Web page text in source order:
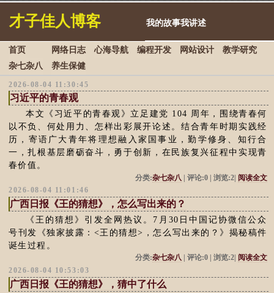
才子佳人博客 我的故事我讲述
首页 网络日志 心海导航 编程开发 网站设计
教学研究
杂七杂八
养生保健
2026-08-04 11:30:45
习近平的青春观
本文《习近平的青春观》立足建党 104 周年，围绕青春何
以不负、何处用力、怎样出彩展开论述。结合青年时期实践经
历，寄语广大青年将理想融入家国事业，勤学修身、知行合
一，扎根基层磨砺奋斗，勇于创新，在民族复兴征程中实现青
春价值。
分类:杂七杂八 | 评论:0 | 浏览:2| 阅读全文
2026-08-04 11:01:46
广西日报《王的猜想》，怎么写出来的？
《王的猜想》引发全网热议。7月30日中国记协微信公众
号刊发《独家披露：<王的猜想>，怎么写出来的？》揭秘稿件
诞生过程。
分类:杂七杂八 | 评论:0 | 浏览:2| 阅读全文
2026-08-04 10:53:03
广西日报《王的猜想》，猜中了什么